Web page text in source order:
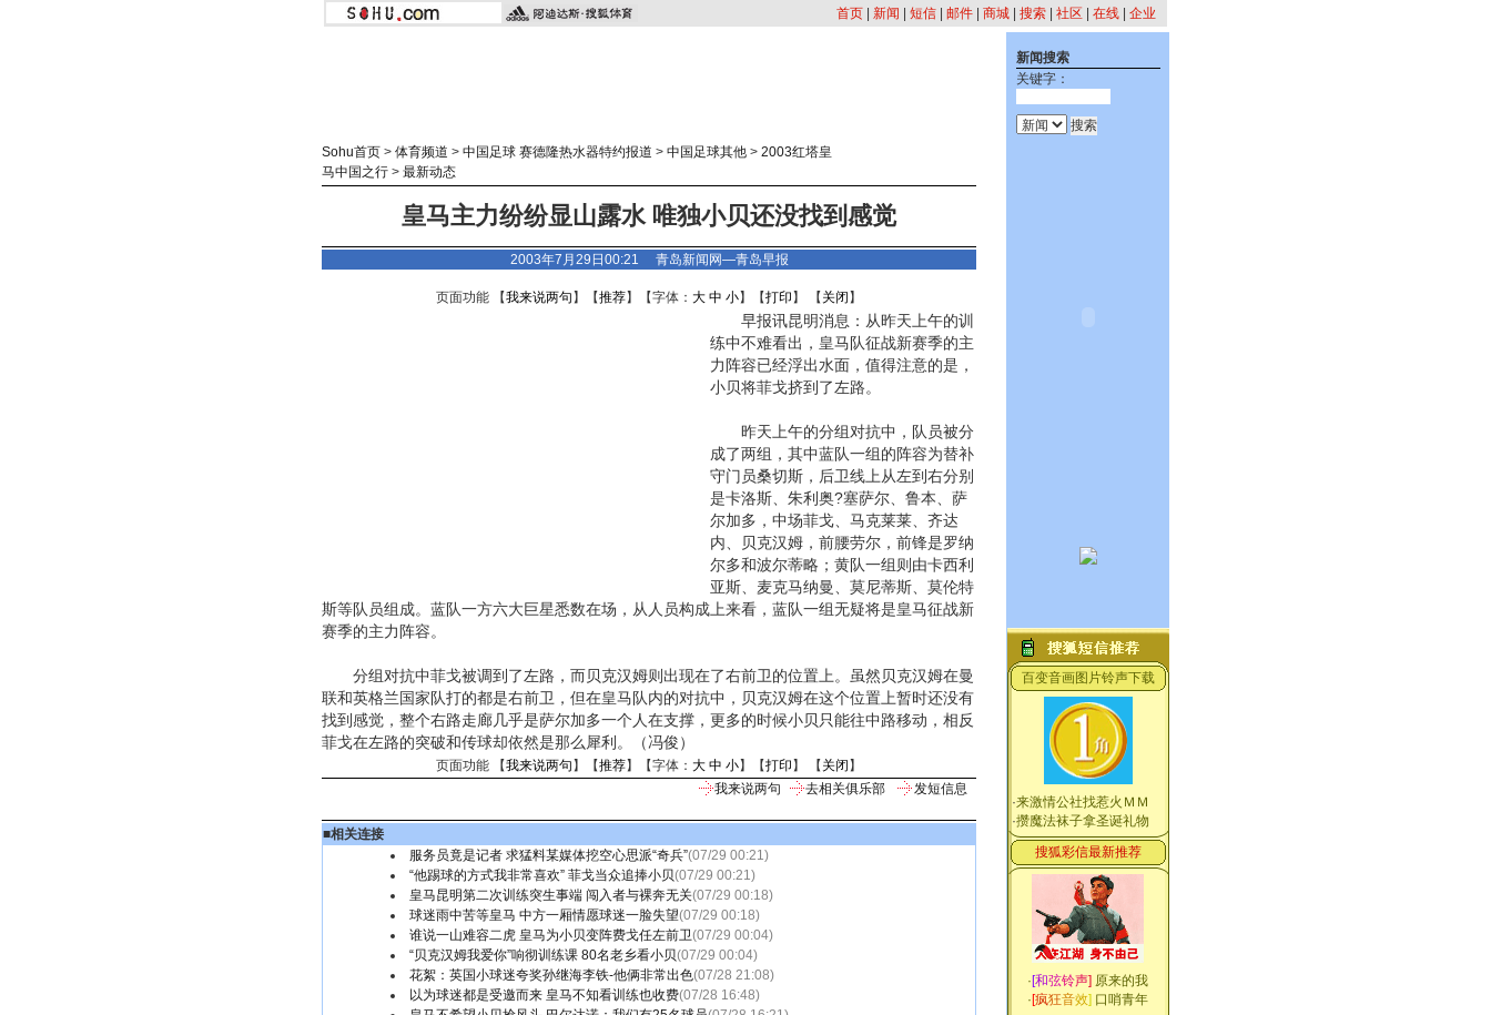
首页 新闻 短信 邮件 商城 搜索 社区 在线 企业
Sohu首页 > 体育频道 > 中国足球 赛德隆热水器特约报道 > 中国足球其他 > 2003红塔皇
马中国之行 > 最新动态
皇马主力纷纷显山露水 唯独小贝还没找到感觉
2003年7月29日00:21 青岛新闻网—青岛早报
页面功能 【我来说两句 】【推荐】【字体： 大 中 小】【打印 】 【 关闭 】
早报讯昆明消息：从昨天上午的训
练中不难看出，皇马队征战新赛季的主
力阵容已经浮出水面，值得注意的是，
小贝将菲戈挤到了左路。
昨天上午的分组对抗中，队员被分
成了两组，其中蓝队一组的阵容为替补
守门员桑切斯，后卫线上从左到右分别
是卡洛斯、朱利奥?塞萨尔、鲁本、萨
尔加多，中场菲戈、马克莱莱、齐达
内、贝克汉姆，前腰劳尔，前锋是罗纳
尔多和波尔蒂略；黄队一组则由卡西利
亚斯、麦克马纳曼、莫尼蒂斯、莫伦特
斯等队员组成。蓝队一方六大巨星悉数在场，从人员构成上来看，蓝队一组无疑将是皇马征战新
赛季的主力阵容。
分组对抗中菲戈被调到了左路，而贝克汉姆则出现在了右前卫的位置上。虽然贝克汉姆在曼
联和英格兰国家队打的都是右前卫，但在皇马队内的对抗中，贝克汉姆在这个位置上暂时还没有
找到感觉，整个右路走廊几乎是萨尔加多一个人在支撑，更多的时候小贝只能往中路移动，相反
菲戈在左路的突破和传球却依然是那么犀利。（冯俊）
页面功能 【我来说两句 】【推荐】【字体： 大 中 小】【打印 】 【 关闭 】
我来说两句
去相关俱乐部 发短信息
■相关连接
服务员竟是记者 求猛料某媒体挖空心思派“奇兵”(07/29 00:21)
“他踢球的方式我非常喜欢” 菲戈当众追捧小贝(07/29 00:21)
皇马昆明第二次训练突生事端 闯入者与裸奔无关(07/29 00:18)
球迷雨中苦等皇马 中方一厢情愿球迷一脸失望(07/29 00:18)
谁说一山难容二虎 皇马为小贝变阵费戈任左前卫(07/29 00:04)
“贝克汉姆我爱你”响彻训练课 80名老乡看小贝(07/29 00:04)
花絮：英国小球迷夸奖孙继海李铁-他俩非常出色(07/28 21:08)
以为球迷都是受邀而来 皇马不知看训练也收费(07/28 16:48)
新闻搜索
关键字：
百变音画图片铃声下载
·来激情公社找惹火ＭＭ
·攒魔法袜子拿圣诞礼物
搜狐彩信最新推荐
·[和弦铃声] 原来的我
·[疯狂音效] 口哨青年